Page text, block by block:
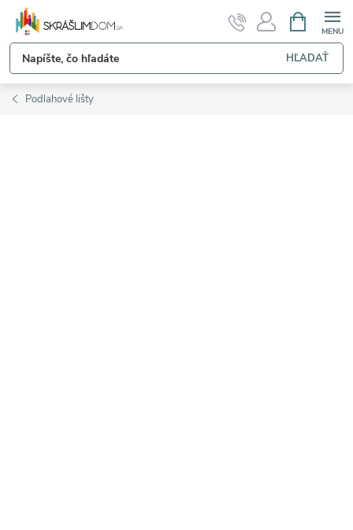
Prejsť
obsah
HĽADAŤ
KOŠÍK
Podlahové lišty